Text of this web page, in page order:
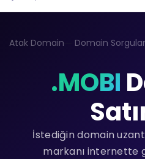
Atak Domain Domain
.MOBI
İstediğin domain
markanı internette